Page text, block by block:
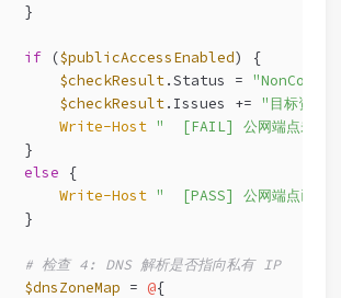
}
if ($publicAccessEnabled) {
$checkResult.Status =
$checkResult.Issues += "目标资源
Write-Host "  [FAIL] 公网端点未禁
}
else {
Write-Host "  [PASS] 公网端点已禁
}
# 检查 4: DNS 解析是否指向私有 IP
$dnsZoneMap = @{